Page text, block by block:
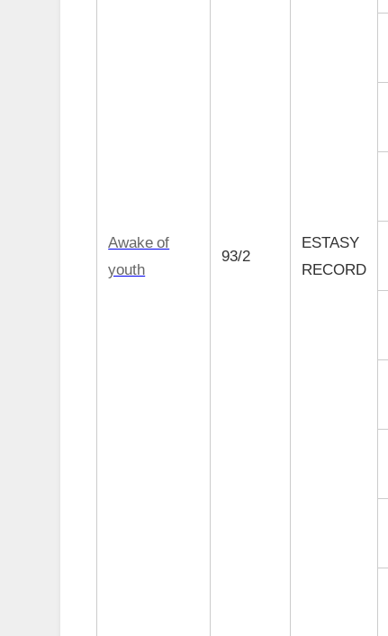
Awake of
youth
93/2
ESTASY
RECORD